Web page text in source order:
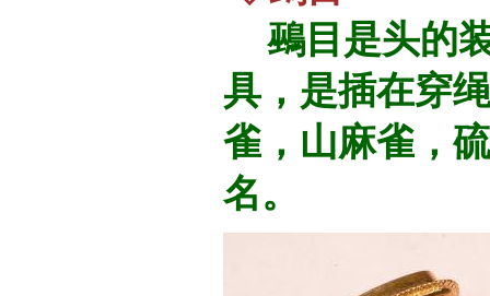
鵐目是头的
具，是插在穿
雀，山麻雀，
名。